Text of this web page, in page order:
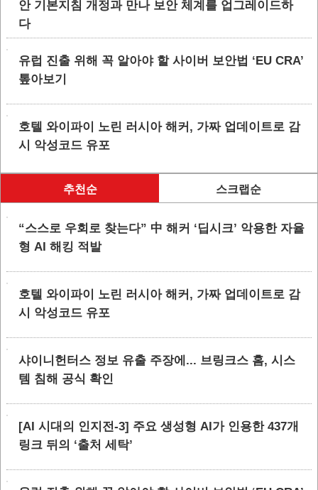
안 기본지침 개정과 만나 보안 체계를 업그레이드하
다
유럽 진출 위해 꼭 알아야 할 사이버 보안법 ‘EU CRA’
톺아보기
호텔 와이파이 노린 러시아 해커, 가짜 업데이트로 감
시 악성코드 유포
추천순 스크랩순
“스스로 우회로 찾는다” 中 해커 ‘딥시크’ 악용한 자율
형 AI 해킹 적발
호텔 와이파이 노린 러시아 해커, 가짜 업데이트로 감
시 악성코드 유포
샤이니헌터스 정보 유출 주장에... 브링크스 홈, 시스
템 침해 공식 확인
[AI 시대의 인지전-3] 주요 생성형 AI가 인용한 437개
링크 뒤의 ‘출처 세탁’